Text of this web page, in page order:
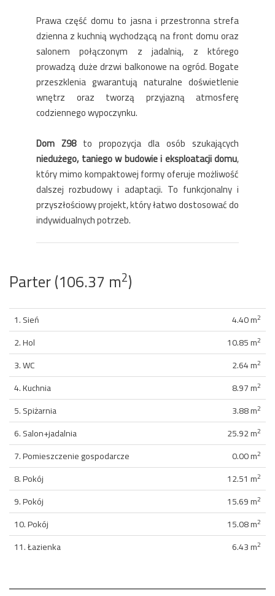
Prawa część domu to jasna i przestronna strefa
dzienna z kuchnią wychodzącą na front domu oraz
salonem połączonym z jadalnią, z którego
prowadzą duże drzwi balkonowe na ogród. Bogate
przeszklenia gwarantują naturalne doświetlenie
wnętrz oraz tworzą przyjazną atmosferę
codziennego wypoczynku.
Dom Z98to propozycja dla osób szukających
niedużego, taniego w budowie i eksploatacji domu,
który mimo kompaktowej formy oferuje możliwość
dalszej rozbudowy i adaptacji. To funkcjonalny i
przyszłościowy projekt, który łatwo dostosować do
indywidualnych potrzeb.
Parter (106.37 m2)
1. Sień 4.40 m2
2. Hol 10.85 m2
3. WC 2.64 m2
4. Kuchnia 8.97 m2
5. Spiżarnia 3.88 m2
6. Salon+jadalnia 25.92 m2
7. Pomieszczenie gospodarcze 0.00 m2
8. Pokój 12.51 m2
9. Pokój 15.69 m2
10. Pokój 15.08 m2
11. Łazienka 6.43 m2